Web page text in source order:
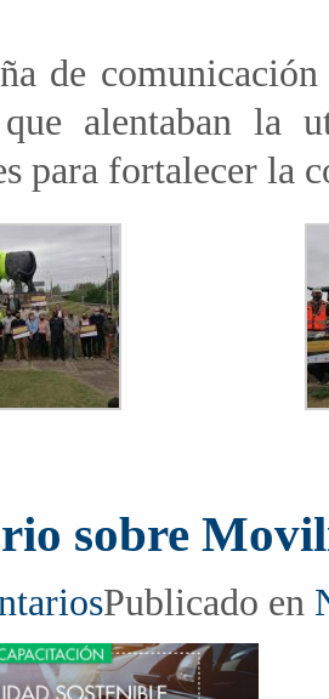
de
que alentaban la
para fortalecer la
sobre
Publicado en